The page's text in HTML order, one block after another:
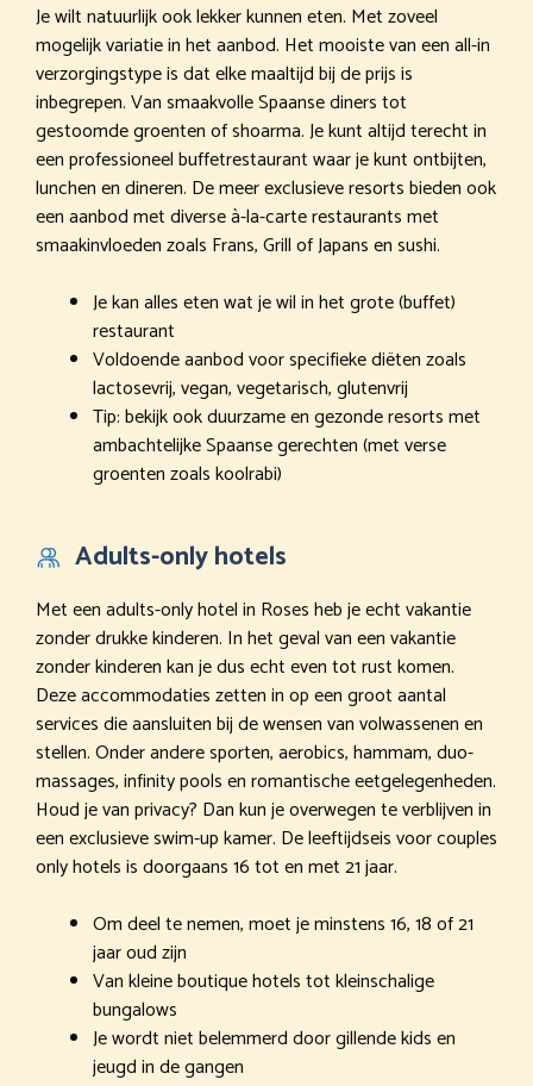
Je wilt natuurlijk ook lekker kunnen eten. Met zoveel
mogelijk variatie in het aanbod. Het mooiste van een all-in
verzorgingstype is dat elke maaltijd bij de prijs is
inbegrepen. Van smaakvolle Spaanse diners tot
gestoomde groenten of shoarma. Je kunt altijd terecht in
een professioneel buffetrestaurant waar je kunt ontbijten,
lunchen en dineren. De meer exclusieve resorts bieden ook
een aanbod met diverse à-la-carte restaurants met
smaakinvloeden zoals Frans, Grill of Japans en sushi.
Je kan alles eten wat je wil in het grote (buffet)
restaurant
Voldoende aanbod voor specifieke diëten zoals
lactosevrij, vegan, vegetarisch, glutenvrij
Tip: bekijk ook duurzame en gezonde resorts met
ambachtelijke Spaanse gerechten (met verse
groenten zoals koolrabi)
Adults-only hotels
Met een adults-only hotel in Roses heb je echt vakantie
zonder drukke kinderen. In het geval van een vakantie
zonder kinderen kan je dus echt even tot rust komen.
Deze accommodaties zetten in op een groot aantal
services die aansluiten bij de wensen van volwassenen en
stellen. Onder andere sporten, aerobics, hammam, duo-
massages, infinity pools en romantische eetgelegenheden.
Houd je van privacy? Dan kun je overwegen te verblijven in
een exclusieve swim-up kamer. De leeftijdseis voor couples
only hotels is doorgaans 16 tot en met 21 jaar.
Om deel te nemen, moet je minstens 16, 18 of 21
jaar oud zijn
Van kleine boutique hotels tot kleinschalige
bungalows
Je wordt niet belemmerd door gillende kids en
jeugd in de gangen